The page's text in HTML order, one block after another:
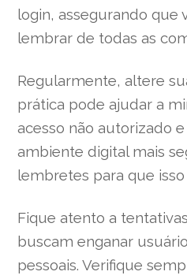
login, assegurando que
lembrar de todas as
Regularmente, altere
prática pode ajudar a
acesso não autorizado
ambiente digital mais
lembretes para que
Fique atento a
buscam enganar
pessoais. Verifique